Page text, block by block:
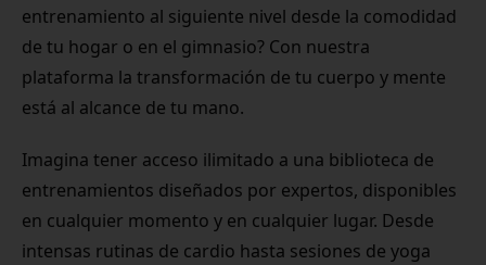
entrenamiento al siguiente nivel desde la comodidad
de tu hogar o en el gimnasio? Con nuestra
plataforma la transformación de tu cuerpo y mente
está al alcance de tu mano.
Imagina tener acceso ilimitado a una biblioteca de
entrenamientos diseñados por expertos, disponibles
en cualquier momento y en cualquier lugar. Desde
intensas rutinas de cardio hasta sesiones de yoga